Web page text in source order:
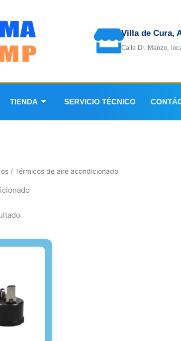
Villa de Cura,
Calle Dr. Manzo,
TIENDA SERVICIO TÉCNICO
/ Térmicos de aire acondicionado